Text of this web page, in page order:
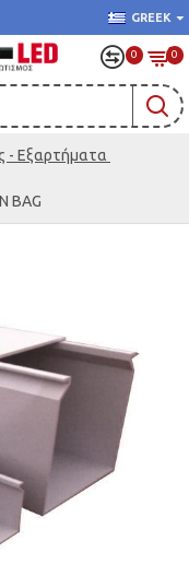
GREEK
0 0
- Εξαρτήματα
BAG